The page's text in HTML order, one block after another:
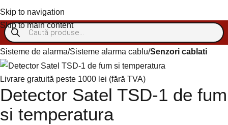
Skip to navigation
Skip to main content
Sisteme de alarma Sisteme alarma cablu Senzori cablati
Livrare gratuită peste 1000 lei (fără TVA)
Detector Satel TSD-1 de fum
si temperatura